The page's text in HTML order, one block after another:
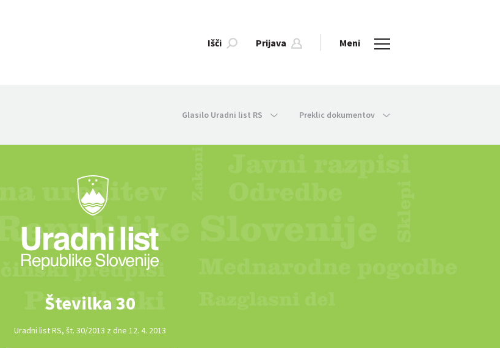
Išči Prijava Meni
Glasilo Uradni list RS Preklic dokumentov
Številka 30
Uradni list RS, št. 30/2013 z dne 12. 4. 2013